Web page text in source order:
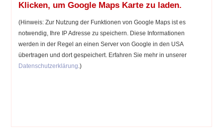
Klicken, um Google Maps Karte zu laden.
(Hinweis: Zur Nutzung der Funktionen von Google Maps ist es
notwendig, Ihre IP Adresse zu speichern. Diese Informationen
werden in der Regel an einen Server von Google in den USA
übertragen und dort gespeichert. Erfahren Sie mehr in unserer
Datenschutzerklärung .)